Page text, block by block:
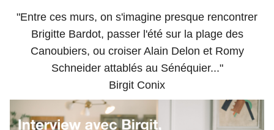
"Entre ces murs, on s'imagine presque rencontrer
Brigitte Bardot, passer l'été sur la plage des
Canoubiers, ou croiser Alain Delon et Romy
Schneider attablés au Sénéquier..."
Birgit Conix